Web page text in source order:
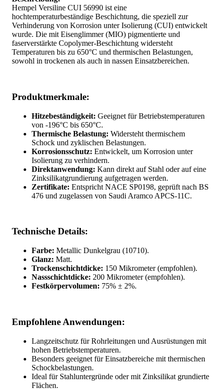
Hempel Versiline CUI 56990 ist eine
hochtemperaturbeständige Beschichtung, die speziell zur
Verhinderung von Korrosion unter Isolierung (CUI) entwickelt
wurde. Die mit Eisenglimmer (MIO) pigmentierte und
faserverstärkte Copolymer-Beschichtung widersteht
Temperaturen bis zu 650°C und thermischen Belastungen,
sowohl in trockenen als auch in nassen Einsatzbereichen.
Produktmerkmale:
Hitzebeständigkeit: Geeignet für Betriebstemperaturen
von -196°C bis 650°C.
Thermische Belastung: Widersteht thermischem
Schock und zyklischen Belastungen.
Korrosionsschutz: Entwickelt, um Korrosion unter
Isolierung zu verhindern.
Direktanwendung: Kann direkt auf Stahl oder auf eine
Zinksilikatgrundierung aufgetragen werden.
Zertifikate: Entspricht NACE SP0198, geprüft nach BS
476 und zugelassen von Saudi Aramco APCS-11C.
Technische Details:
Farbe: Metallic Dunkelgrau (10710).
Glanz: Matt.
Trockenschichtdicke: 150 Mikrometer (empfohlen).
Nassschichtdicke: 200 Mikrometer (empfohlen).
Festkörpervolumen: 75% ± 2%.
Empfohlene Anwendungen:
Langzeitschutz für Rohrleitungen und Ausrüstungen mit
hohen Betriebstemperaturen.
Besonders geeignet für Einsatzbereiche mit thermischen
Schockbelastungen.
Ideal für Stahluntergründe oder mit Zinksilikat grundierte
Flächen.